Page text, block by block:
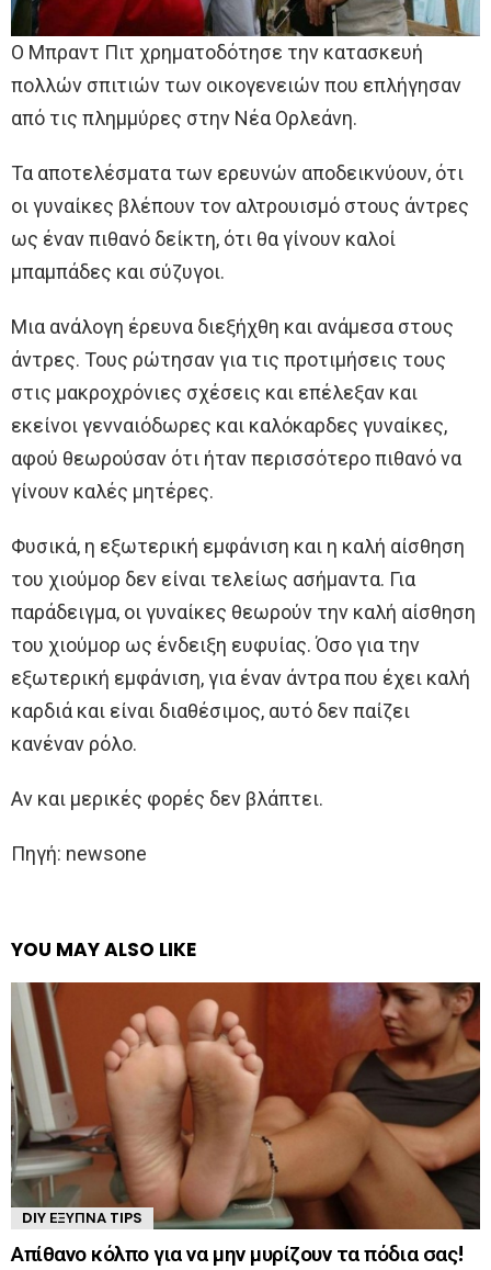
Ο Μπραντ Πιτ χρηματοδότησε την κατασκευή
πολλών σπιτιών των οικογενειών που επλήγησαν
από τις πλημμύρες στην Νέα Ορλεάνη.
Τα αποτελέσματα των ερευνών αποδεικνύουν, ότι
οι γυναίκες βλέπουν τον αλτρουισμό στους άντρες
ως έναν πιθανό δείκτη, ότι θα γίνουν καλοί
μπαμπάδες και σύζυγοι.
Μια ανάλογη έρευνα διεξήχθη και ανάμεσα στους
άντρες. Τους ρώτησαν για τις προτιμήσεις τους
στις μακροχρόνιες σχέσεις και επέλεξαν και
εκείνοι γενναιόδωρες και καλόκαρδες γυναίκες,
αφού θεωρούσαν ότι ήταν περισσότερο πιθανό να
γίνουν καλές μητέρες.
Φυσικά, η εξωτερική εμφάνιση και η καλή αίσθηση
του χιούμορ δεν είναι τελείως ασήμαντα. Για
παράδειγμα, οι γυναίκες θεωρούν την καλή αίσθηση
του χιούμορ ως ένδειξη ευφυίας. Όσο για την
εξωτερική εμφάνιση, για έναν άντρα που έχει καλή
καρδιά και είναι διαθέσιμος, αυτό δεν παίζει
κανέναν ρόλο.
Αν και μερικές φορές δεν βλάπτει.
Πηγή: newsone
YOU MAY ALSO LIKE
DIY ΈΞΥΠΝΑ TIPS
Απίθανο κόλπο για να μην μυρίζουν τα πόδια σας!